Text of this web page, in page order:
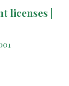
licenses |